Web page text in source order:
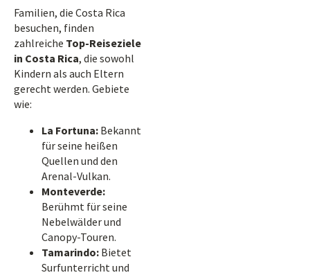
Familien, die Costa Rica
besuchen, finden
zahlreiche Top-Reiseziele
in Costa Rica, die sowohl
Kindern als auch Eltern
gerecht werden. Gebiete
wie:
La Fortuna: Bekannt
für seine heißen
Quellen und den
Arenal-Vulkan.
Monteverde:
Berühmt für seine
Nebelwälder und
Canopy-Touren.
Tamarindo: Bietet
Surfunterricht und